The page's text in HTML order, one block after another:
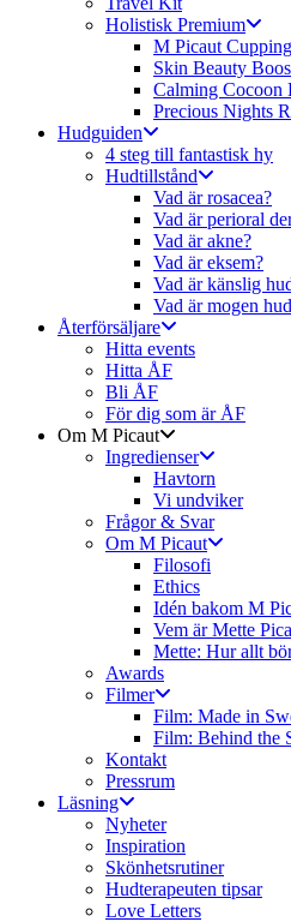
Holistisk Premium
M Picaut
Skin Beauty
Calming Cocoon
Precious Nights
Hudguiden
4 steg till fantastisk hy
Hudtillstånd
Vad är rosacea?
Vad är perioral
Vad är akne?
Vad är eksem?
Vad är känslig
Vad är mogen
Återförsäljare
Hitta events
Hitta ÅF
Bli ÅF
För dig som är ÅF
Om M Picaut
Ingredienser
Havtorn
Vi undviker
Frågor & Svar
Om M Picaut
Filosofi
Ethics
Idén bakom M
Vem är Mette
Mette: Hur allt
Awards
Filmer
Film: Made in
Film: Behind the
Kontakt
Pressrum
Läsning
Nyheter
Inspiration
Skönhetsrutiner
Hudterapeuten tipsar
Love Letters